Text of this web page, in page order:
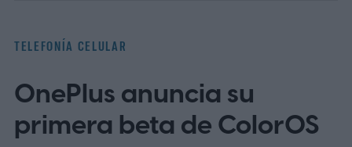
TELEFONÍA CELULAR
OnePlus anuncia su
primera beta de ColorOS